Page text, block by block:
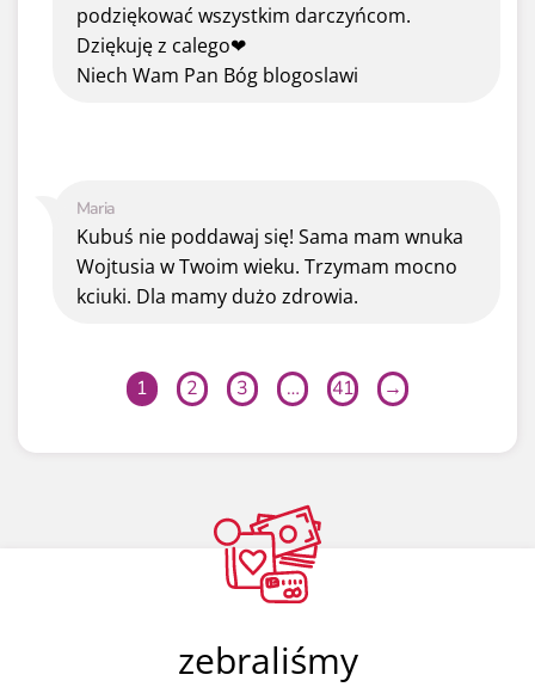
Maria
Kubuś nie poddawaj się! Sama mam wnuka
Wojtusia w Twoim wieku. Trzymam mocno
kciuki. Dla mamy dużo zdrowia.
podziękować wszystkim darczyńcom.
Dziękuję z calego❤
Niech Wam Pan Bóg blogoslawi
1 2 3 … 41 →
zebraliśmy